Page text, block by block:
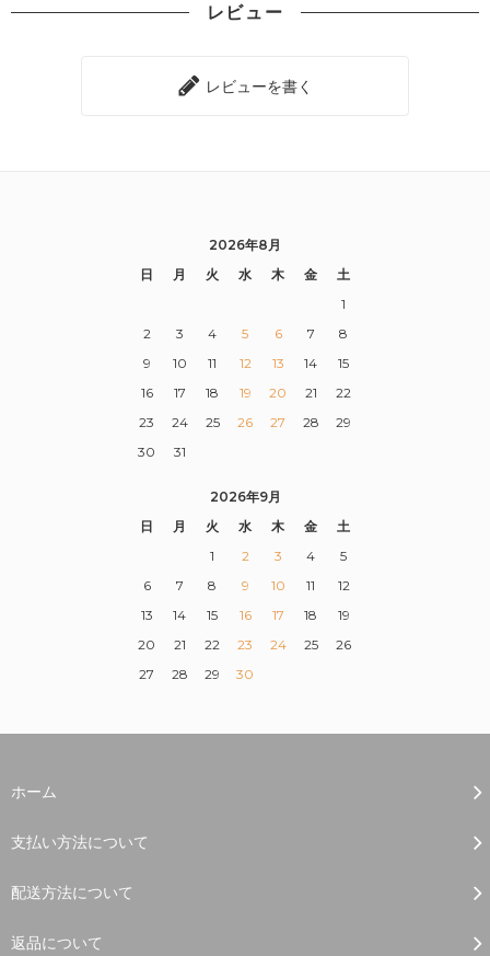
レビュー
レビューを書く
2026年8月
日
月 火 水 木 金
土
1
2
3 4 5 6 7
8
9
10 11 12 13 14
15
16
17 18 19 20 21
22
23
24 25 26 27 28
29
30
31
2026年9月
日
月 火 水 木 金
土
1
2 3 4
5
6
7 8 9 10 11
12
13
14 15 16 17 18
19
20
21 22 23 24 25
26
27
28 29 30
ホーム
支払い方法について
配送方法について
返品について